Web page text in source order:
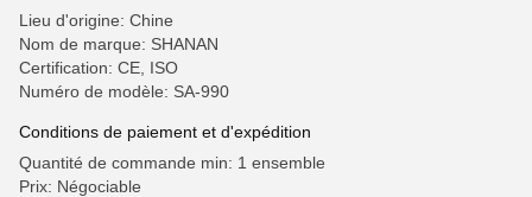
Lieu d'origine: Chine
Nom de marque: SHANAN
Certification: CE, ISO
Numéro de modèle: SA-990
Conditions de paiement et d'expédition
Quantité de commande min: 1 ensemble
Prix: Négociable